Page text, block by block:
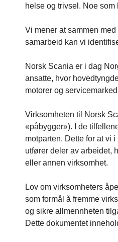
helse og trivsel. Noe
Vi mener at sammen
samarbeid kan vi
Norsk Scania er i dag
ansatte, hvor
motorer og
Virksomheten til Norsk
«påbygger»). I de
motparten. Dette for at vi
utfører deler av arbeidet,
eller annen virksomhet.
Lov om virksomheters
som formål å fremme
og sikre allmennheten
Dette dokumentet